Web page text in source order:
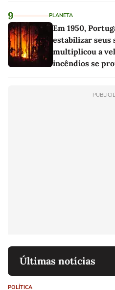
9 PLANETA
Em 1950,
estabilizar seus
multiplicou a
incêndios se
Últimas notícias
POLÍTICA